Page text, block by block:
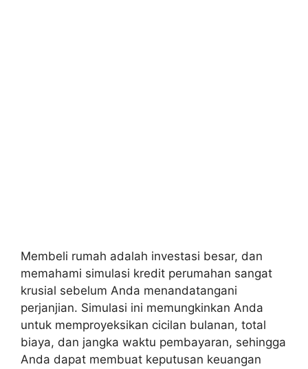
Membeli rumah adalah investasi besar, dan
memahami simulasi kredit perumahan sangat
krusial sebelum Anda menandatangani
perjanjian. Simulasi ini memungkinkan Anda
untuk memproyeksikan cicilan bulanan, total
biaya, dan jangka waktu pembayaran, sehingga
Anda dapat membuat keputusan keuangan